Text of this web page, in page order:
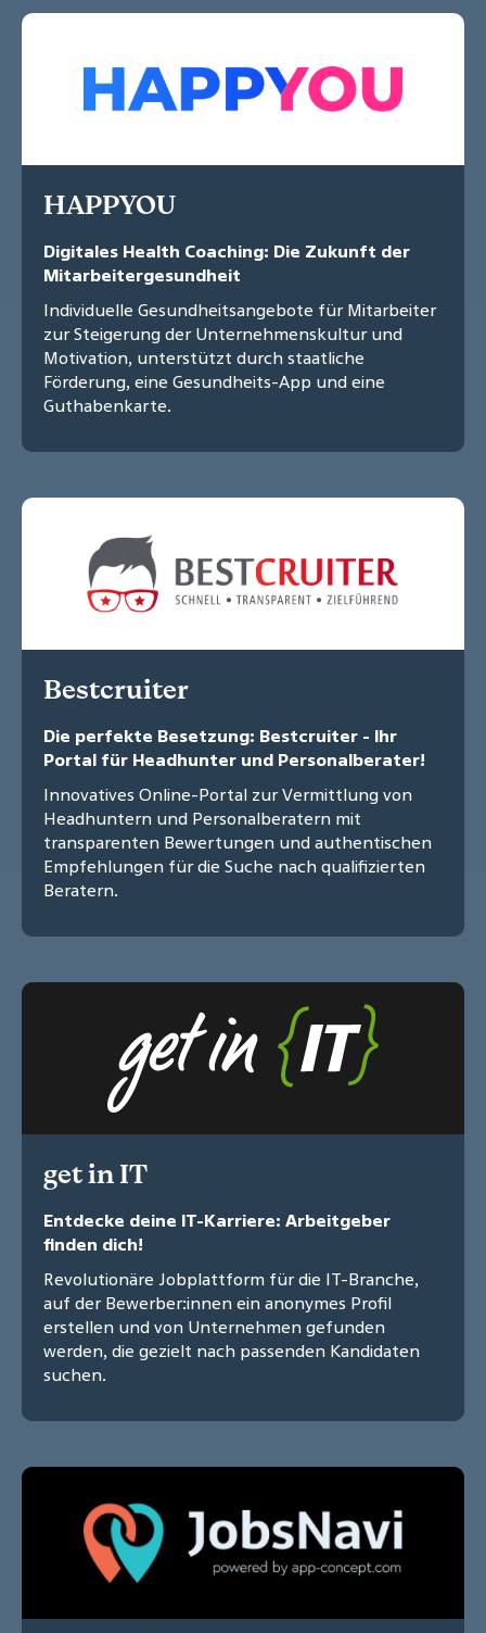
HAPPYOU
Digitales Health Coaching: Die Zukunft der
Mitarbeitergesundheit
Individuelle Gesundheitsangebote für Mitarbeiter
zur Steigerung der Unternehmenskultur und
Motivation, unterstützt durch staatliche
Förderung, eine Gesundheits-App und eine
Guthabenkarte.
Bestcruiter
Die perfekte Besetzung: Bestcruiter - Ihr
Portal für Headhunter und Personalberater!
Innovatives Online-Portal zur Vermittlung von
Headhuntern und Personalberatern mit
transparenten Bewertungen und authentischen
Empfehlungen für die Suche nach qualifizierten
Beratern.
get in IT
Entdecke deine IT-Karriere: Arbeitgeber
finden dich!
Revolutionäre Jobplattform für die IT-Branche,
auf der Bewerber:innen ein anonymes Profil
erstellen und von Unternehmen gefunden
werden, die gezielt nach passenden Kandidaten
suchen.